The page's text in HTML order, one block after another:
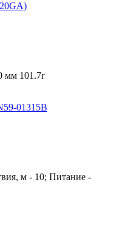
мм 101.7г
01315B
м - 10; Питание -